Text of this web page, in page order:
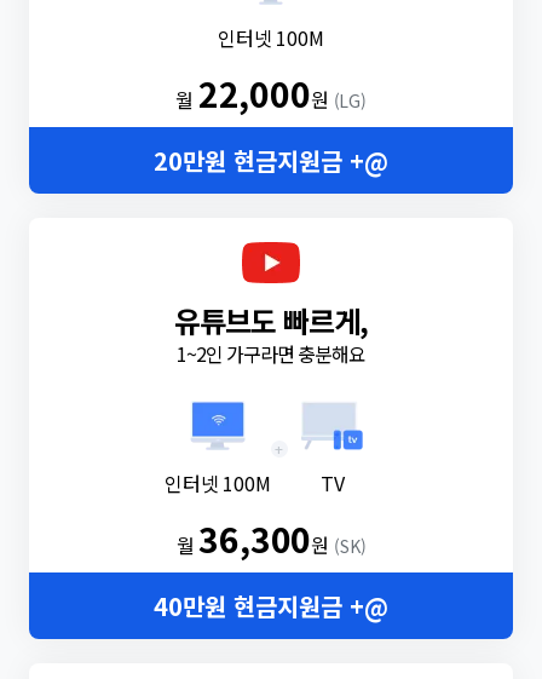
인터넷 100M
월 22,000원 (LG)
20만원 현금지원금 +@
유튜브도 빠르게,
1~2인 가구라면 충분해요
인터넷 100M
+
TV
월36,300원 (SK)
40만원 현금지원금 +@